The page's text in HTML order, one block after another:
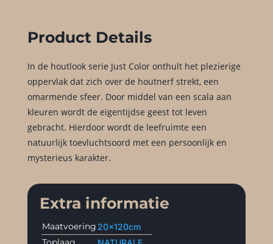
Product Details
In de houtlook serie Just Color onthult het plezierige
oppervlak dat zich over de houtnerf strekt, een
omarmende sfeer. Door middel van een scala aan
kleuren wordt de eigentijdse geest tot leven
gebracht. Hierdoor wordt de leefruimte een
natuurlijk toevluchtsoord met een persoonlijk en
mysterieus karakter.
Extra informatie
Maatvoering 20x120cm